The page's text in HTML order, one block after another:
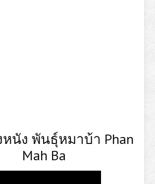
นัง พันธุ์หมาบ้า Phan
Mah Ba